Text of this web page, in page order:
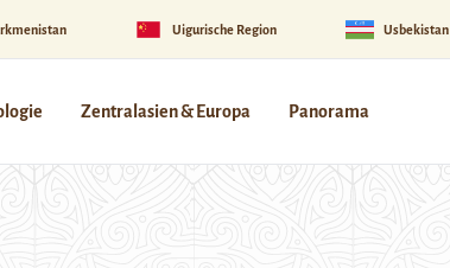
Uigurische Region Usbekistan
Zentralasien & Europa Panorama